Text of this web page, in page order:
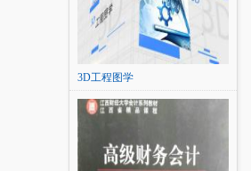
3D工程图学